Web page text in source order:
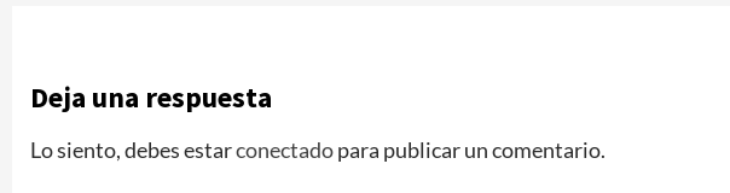
Deja una respuesta
Lo siento, debes estarconectadopara publicar un comentario.